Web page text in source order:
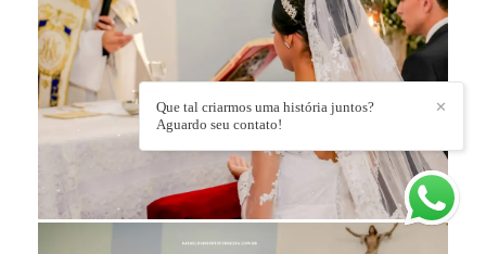
✕
Que tal criarmos uma história juntos?
Aguardo seu contato!